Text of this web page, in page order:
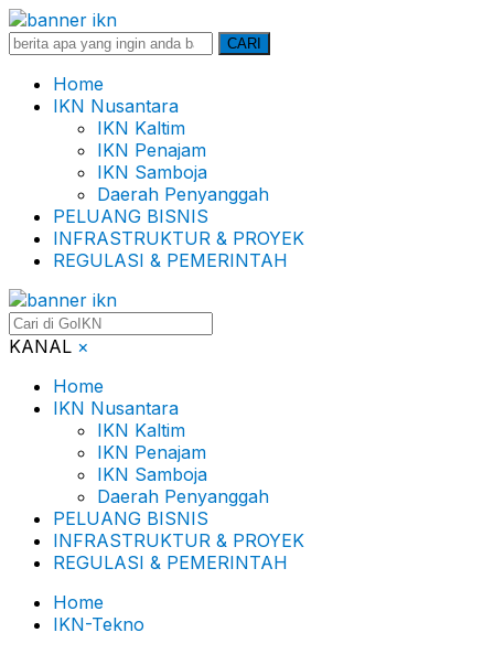
Search
CARI
Home
IKN Nusantara
IKN Kaltim
IKN Penajam
IKN Samboja
Daerah Penyanggah
PELUANG BISNIS
INFRASTRUKTUR & PROYEK
REGULASI & PEMERINTAH
KANAL ×
Home
IKN Nusantara
IKN Kaltim
IKN Penajam
IKN Samboja
Daerah Penyanggah
PELUANG BISNIS
INFRASTRUKTUR & PROYEK
REGULASI & PEMERINTAH
Home
IKN-Tekno